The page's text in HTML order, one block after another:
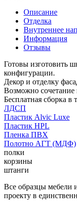
Описание
Отделка
Внутреннее
Информация
Отзывы
Готовы изготовить
конфигурации.
Декор и отделку
Возможно сочетание
Бесплатная сборка в
ЛДСП
Пластик Alvic Luxe
Пластик HPL
Пленка ПВХ
Полотно АГТ (МДФ)
полки
корзины
штанги
Все образцы мебели
проекту в